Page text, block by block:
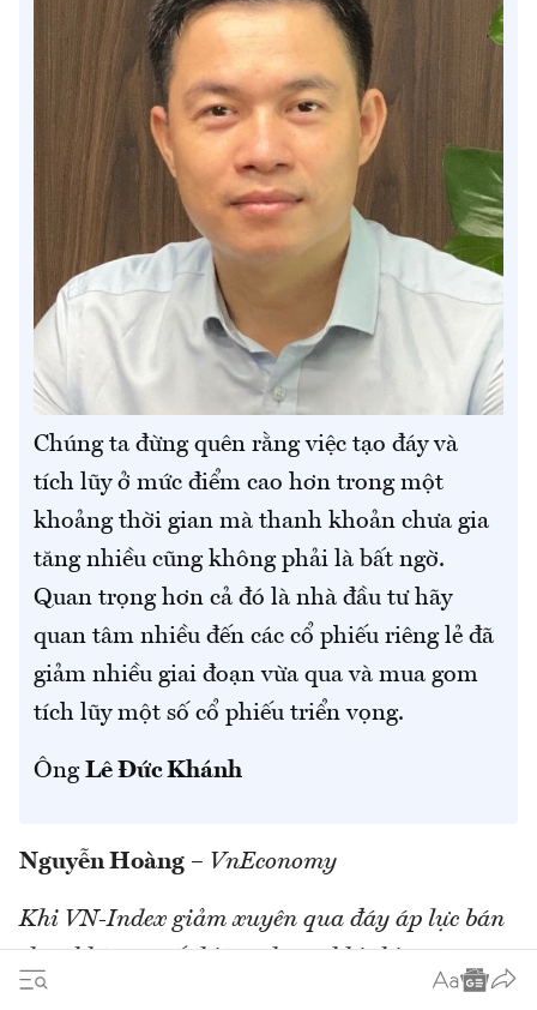
Chúng ta đừng quên rằng việc tạo đáy và
tích lũy ở mức điểm cao hơn trong một
khoảng thời gian mà thanh khoản chưa gia
tăng nhiều cũng không phải là bất ngờ.
Quan trọng hơn cả đó là nhà đầu tư hãy
quan tâm nhiều đến các cổ phiếu riêng lẻ đã
giảm nhiều giai đoạn vừa qua và mua gom
tích lũy một số cổ phiếu triển vọng.
Ông Lê Đức Khánh
Nguyễn Hoàng – VnEconomy
Khi VN-Index giảm xuyên qua đáy áp lực bán
tháo không xuất hiện, nhưng khi thị trường
phục hồi thanh khoản cũng không tăng. Điều